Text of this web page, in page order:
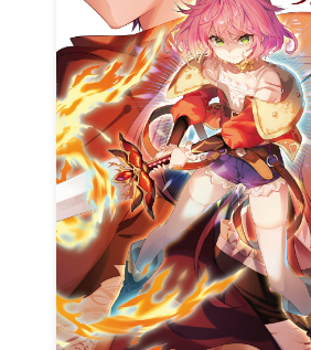
オーバーラップノベルス
オーバーラップノベルスf
ロサージュノベルス
コミックガルド